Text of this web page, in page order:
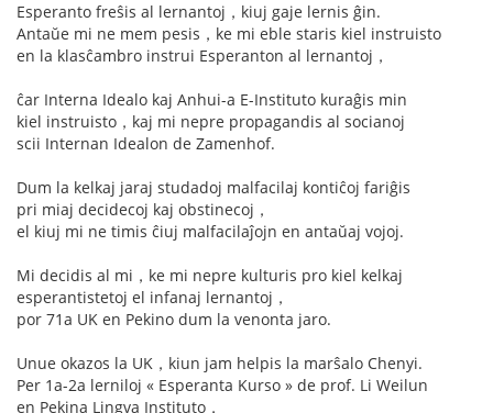
Esperanto freŝis al lernantoj，kiuj gaje lernis ĝin.
Antaŭe mi ne mem pesis，ke mi eble staris kiel instruisto
en la klasĉambro instrui Esperanton al lernantoj，
ĉar Interna Idealo kaj Anhui-a E-Instituto kuraĝis min
kiel instruisto，kaj mi nepre propagandis al socianoj
scii Internan Idealon de Zamenhof.
Dum la kelkaj jaraj studadoj malfacilaj kontiĉoj fariĝis
pri miaj decidecoj kaj obstinecoj，
el kiuj mi ne timis ĉiuj malfacilaĵojn en antaŭaj vojoj.
Mi decidis al mi，ke mi nepre kulturis pro kiel kelkaj
esperantistetoj el infanaj lernantoj，
por 71a UK en Pekino dum la venonta jaro.
Unue okazos la UK，kiun jam helpis la marŝalo Chenyi.
Per 1a-2a lerniloj « Esperanta Kurso » de prof. Li Weilun
en Pekina Lingva Instituto，